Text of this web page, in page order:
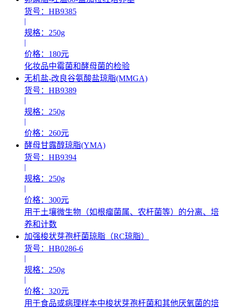
货号：HB9385
|
规格：250g
|
价格：180元
化妆品中霉菌和酵母菌的检验
无机盐-改良谷氨酸盐琼脂(MMGA)
货号：HB9389
|
规格：250g
|
价格：260元
酵母甘露醇琼脂(YMA)
货号：HB9394
|
规格：250g
|
价格：300元
用于土壤微生物（如根瘤菌属、农杆菌等）的分离、培
养和计数
加强梭状芽孢杆菌琼脂（RC琼脂）
货号：HB0286-6
|
规格：250g
|
价格：320元
用于食品或病理样本中梭状芽孢杆菌和其他厌氧菌的培